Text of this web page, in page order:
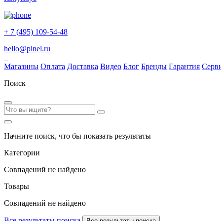
+ 7 (495) 109-54-48
hello@pinel.ru
Магазины Оплата Доставка Видео Блог Бренды Гарантия
Поиск
Начните поиск, что бы показать результаты
Категории
Совпадений не найдено
Товары
Совпадений не найдено